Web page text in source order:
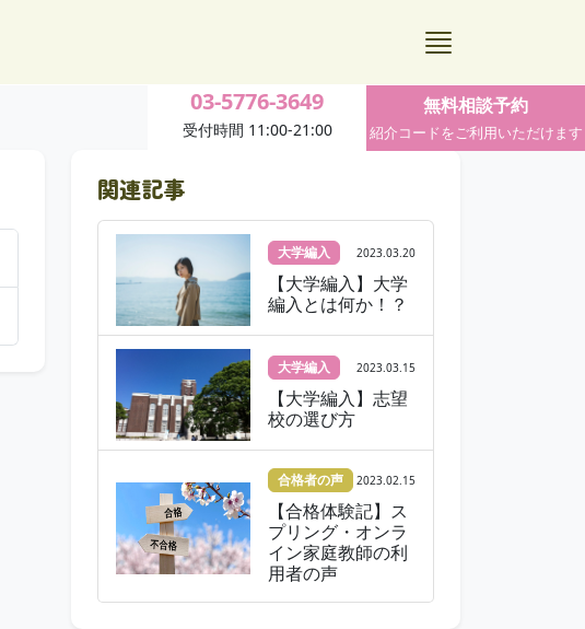
関連記事
大学編入 2023.03.20
【大学編入】大学
編入とは何か！？
大学編入 2023.03.15
【大学編入】志望
校の選び方
合格者の声 2023.02.15
【合格体験記】ス
プリング・オンラ
イン家庭教師の利
用者の声
03-5776-3649
受付時間 11:00-21:00
無料相談予約
紹介コードをご利用いただけます